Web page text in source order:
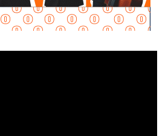
ni de cacería. Al contrario,
nos ayuden a que la